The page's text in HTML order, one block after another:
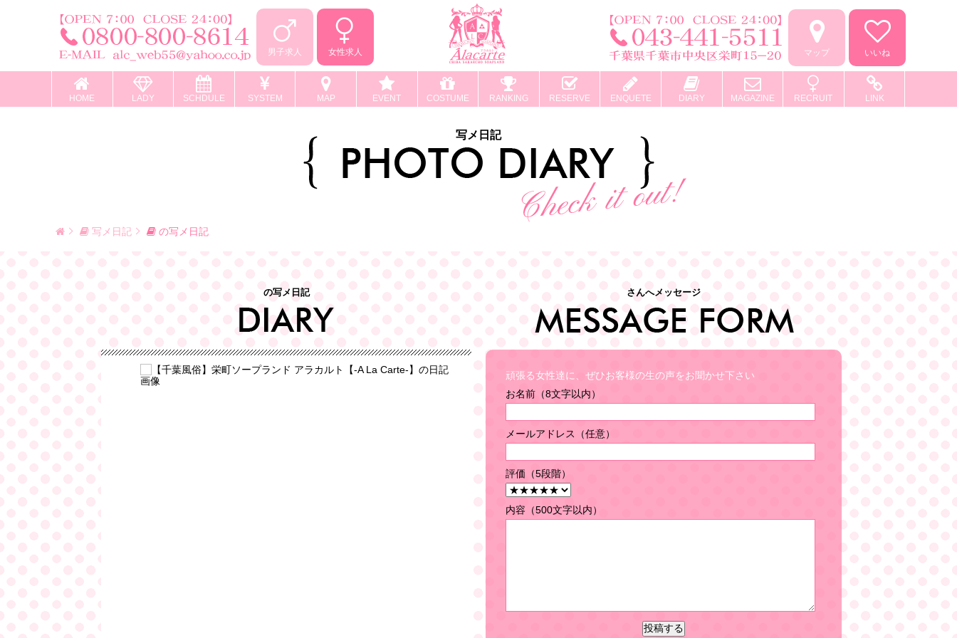
男子求人 女性求人 マップ いいね
HOME LADY SCHDULE SYSTEM MAP EVENT COSTUME RANKING RESERVE ENQUETE DIARY MAGAZINE RECRUIT LINK
写メ日記
写メ日記 の写メ日記
の写メ日記 さんへメッセージ
頑張る女性達に、ぜひお客様の生の声をお聞かせ下さい
お名前（8文字以内）
メールアドレス（任意）
評価（5段階）
内容（500文字以内）